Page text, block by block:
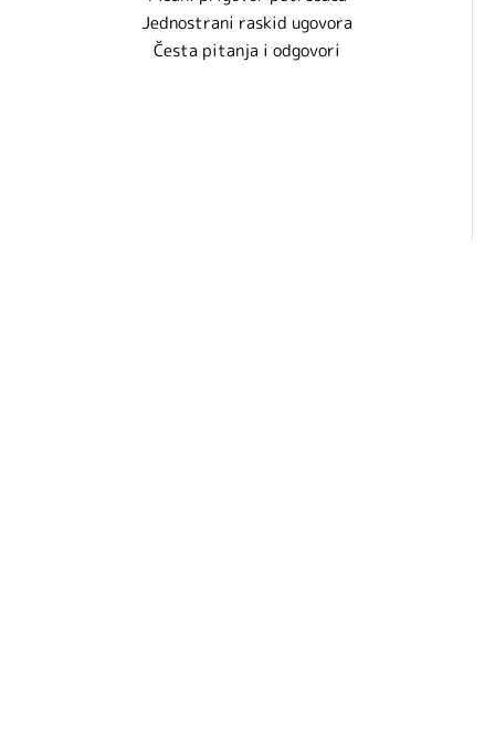
Jednostrani raskid ugovora
Česta pitanja i odgovori